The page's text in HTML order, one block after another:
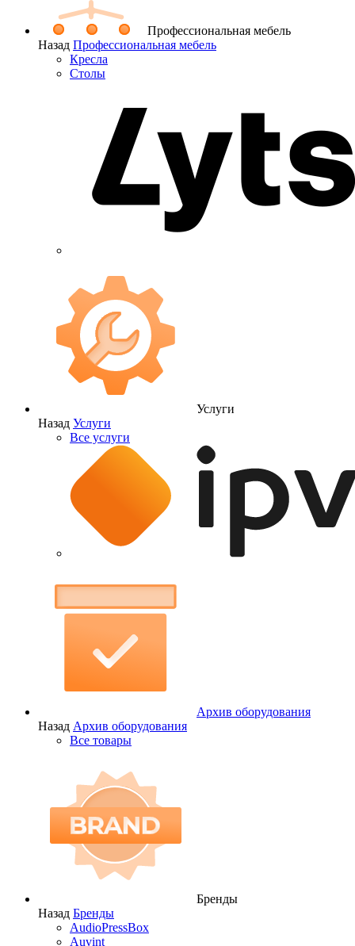
Профессиональная мебель
Назад Профессиональная мебель
Кресла
Столы
Услуги
Назад Услуги
Все услуги
Архив оборудования
Назад Архив оборудования
Все товары
Бренды
Назад Бренды
AudioPressBox
Auvint